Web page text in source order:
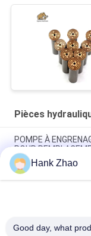
Pièces
POMPE À
POUR
POMPE À
POUR
Pompes à
Hank Zhao
Good day, what